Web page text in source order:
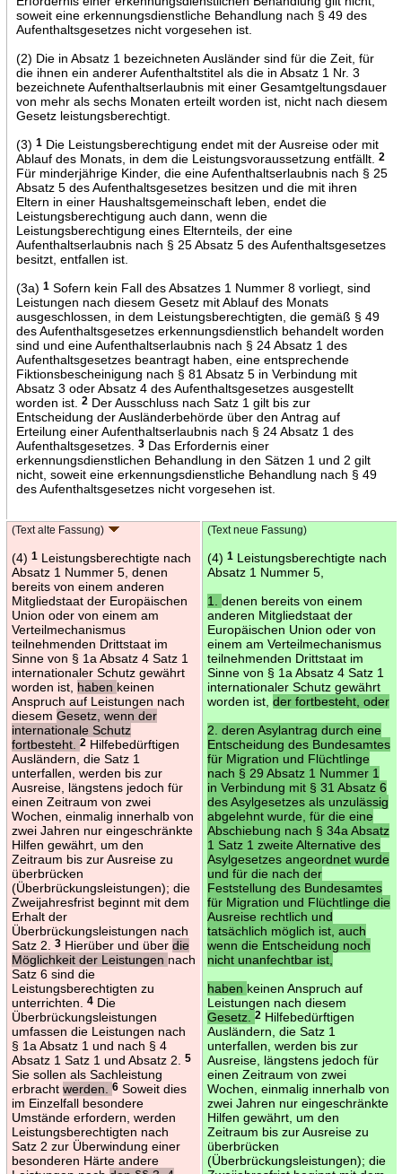
soweit eine erkennungsdienstliche Behandlung nach § 49 des
Aufenthaltsgesetzes nicht vorgesehen ist.
(2) Die in Absatz 1 bezeichneten Ausländer sind für die Zeit, für
die ihnen ein anderer Aufenthaltstitel als die in Absatz 1 Nr. 3
bezeichnete Aufenthaltserlaubnis mit einer Gesamtgeltungsdauer
von mehr als sechs Monaten erteilt worden ist, nicht nach diesem
Gesetz leistungsberechtigt.
(3) 1Die Leistungsberechtigung endet mit der Ausreise oder mit
Ablauf des Monats, in dem die Leistungsvoraussetzung entfällt.
2
Für minderjährige Kinder, die eine Aufenthaltserlaubnis nach § 25
Absatz 5 des Aufenthaltsgesetzes besitzen und die mit ihren
Eltern in einer Haushaltsgemeinschaft leben, endet die
Leistungsberechtigung auch dann, wenn die
Leistungsberechtigung eines Elternteils, der eine
Aufenthaltserlaubnis nach § 25 Absatz 5 des Aufenthaltsgesetzes
besitzt, entfallen ist.
(3a) 1Sofern kein Fall des Absatzes 1 Nummer 8 vorliegt, sind
Leistungen nach diesem Gesetz mit Ablauf des Monats
ausgeschlossen, in dem Leistungsberechtigten, die gemäß § 49
des Aufenthaltsgesetzes erkennungsdienstlich behandelt worden
sind und eine Aufenthaltserlaubnis nach § 24 Absatz 1 des
Aufenthaltsgesetzes beantragt haben, eine entsprechende
Fiktionsbescheinigung nach § 81 Absatz 5 in Verbindung mit
Absatz 3 oder Absatz 4 des Aufenthaltsgesetzes ausgestellt
worden ist.
2Der Ausschluss nach Satz 1 gilt bis zur
Entscheidung der Ausländerbehörde über den Antrag auf
Erteilung einer Aufenthaltserlaubnis nach § 24 Absatz 1 des
Aufenthaltsgesetzes.
3Das Erfordernis einer
erkennungsdienstlichen Behandlung in den Sätzen 1 und 2 gilt
nicht, soweit eine erkennungsdienstliche Behandlung nach § 49
des Aufenthaltsgesetzes nicht vorgesehen ist.
(Text alte Fassung)
(4) 1Leistungsberechtigte nach
Absatz 1 Nummer 5, denen
bereits von einem anderen
Mitgliedstaat der Europäischen
Union oder von einem am
Verteilmechanismus
teilnehmenden Drittstaat im
Sinne von § 1a Absatz 4 Satz 1
internationaler Schutz gewährt
worden ist, haben keinen
Anspruch auf Leistungen nach
diesem Gesetz, wenn der
internationale Schutz
fortbesteht.
2Hilfebedürftigen
Ausländern, die Satz 1
unterfallen, werden bis zur
Ausreise, längstens jedoch für
einen Zeitraum von zwei
Wochen, einmalig innerhalb von
zwei Jahren nur eingeschränkte
Hilfen gewährt, um den
Zeitraum bis zur Ausreise zu
überbrücken
(Überbrückungsleistungen); die
Zweijahresfrist beginnt mit dem
Erhalt der
Überbrückungsleistungen nach
Satz 2.
3Hierüber und über die
Möglichkeit der Leistungen nach
Satz 6 sind die
Leistungsberechtigten zu
unterrichten.
4Die
Überbrückungsleistungen
umfassen die Leistungen nach
§ 1a Absatz 1 und nach § 4
Absatz 1 Satz 1 und Absatz 2.
5
Sie sollen als Sachleistung
erbracht werden. 6Soweit dies
im Einzelfall besondere
Umstände erfordern, werden
Leistungsberechtigten nach
Satz 2 zur Überwindung einer
besonderen Härte andere
(Text neue Fassung)
(4) 1Leistungsberechtigte nach
Absatz 1 Nummer 5,
1. denen bereits von einem
anderen Mitgliedstaat der
Europäischen Union oder von
einem am Verteilmechanismus
teilnehmenden Drittstaat im
Sinne von § 1a Absatz 4 Satz 1
internationaler Schutz gewährt
worden ist, der fortbesteht, oder
2. deren Asylantrag durch eine
Entscheidung des Bundesamtes
für Migration und Flüchtlinge
nach § 29 Absatz 1 Nummer 1
in Verbindung mit § 31 Absatz 6
des Asylgesetzes als unzulässig
abgelehnt wurde, für die eine
Abschiebung nach § 34a Absatz
1 Satz 1 zweite Alternative des
Asylgesetzes angeordnet wurde
und für die nach der
Feststellung des Bundesamtes
für Migration und Flüchtlinge die
Ausreise rechtlich und
tatsächlich möglich ist, auch
wenn die Entscheidung noch
nicht unanfechtbar ist,
haben keinen Anspruch auf
Leistungen nach diesem
Gesetz.
2Hilfebedürftigen
Ausländern, die Satz 1
unterfallen, werden bis zur
Ausreise, längstens jedoch für
einen Zeitraum von zwei
Wochen, einmalig innerhalb von
zwei Jahren nur eingeschränkte
Hilfen gewährt, um den
Zeitraum bis zur Ausreise zu
überbrücken
(Überbrückungsleistungen); die